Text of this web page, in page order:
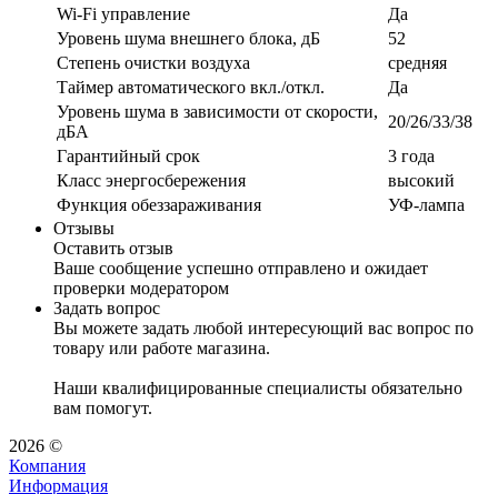
Wi-Fi управление
Да
Уровень шума внешнего блока, дБ
52
Степень очистки воздуха
средняя
Таймер автоматического вкл./откл.
Да
Уровень шума в зависимости от скорости,
дБА
20/26/33/38
Гарантийный срок
3 года
Класс энергосбережения
высокий
Функция обеззараживания
УФ-лампа
Отзывы
Оставить отзыв
Ваше сообщение успешно отправлено и ожидает
проверки модератором
Задать вопрос
Вы можете задать любой интересующий вас вопрос по
товару или работе магазина.
Наши квалифицированные специалисты обязательно
вам помогут.
2026 ©
Компания
Информация